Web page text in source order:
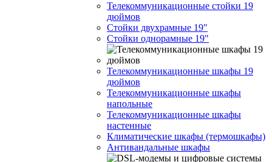
Телекоммуникационные стойки 19
дюймов
Стойки двухрамные 19"
Стойки однорамные 19"
Телекоммуникационные шкафы 19
дюймов
Телекоммуникационные шкафы
напольные
Телекоммуникационные шкафы
настенные
Климатические шкафы (термошкафы)
Антивандальные шкафы